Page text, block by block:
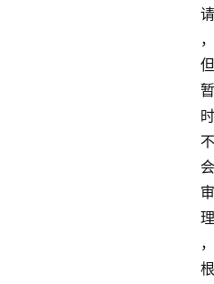
请
，
但
暂
时
不
会
审
理
，
根